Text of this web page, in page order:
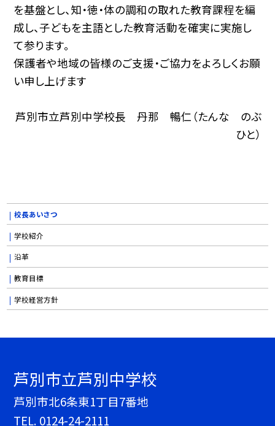
を基盤とし、知・徳・体の調和の取れた教育課程を編
成し、子どもを主語とした教育活動を確実に実施し
て参ります。
保護者や地域の皆様のご支援・ご協力をよろしくお願
い申し上げます
芦別市立芦別中学校長 丹那 暢仁（たんな のぶ
ひと）
校長あいさつ
学校紹介
沿革
教育目標
学校経営方針
芦別市立芦別中学校
芦別市北6条東1丁目7番地
TEL. 0124-24-2111